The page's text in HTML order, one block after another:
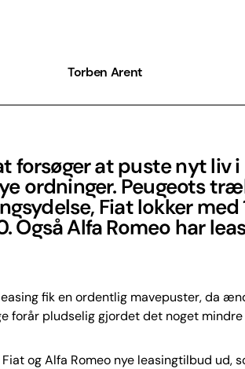
Torben Arent
forsøger at puste nyt liv
ordninger. Peugeots
Fiat lokker med
Også Alfa Romeo har
fik en ordentlig mavepuster, da
forår pludselig gjordet det noget
og Alfa Romeo nye leasingtilbud ud,